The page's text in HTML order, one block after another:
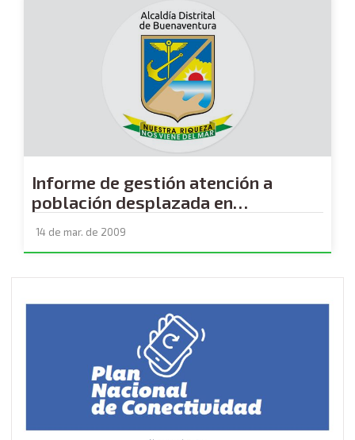
Informe de gestión atención a
población desplazada en
14 de mar. de 2009